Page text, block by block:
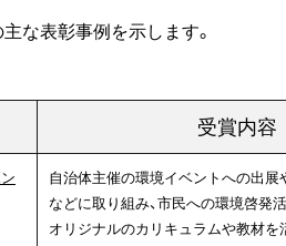
な表彰事例を示します。
受賞内容
自治体主催の環境イベントへの出展
などに取り組み、市民への環境啓発
オリジナルのカリキュラムや教材を